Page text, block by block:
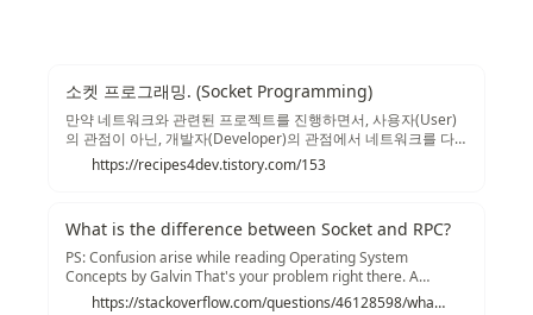
소켓 프로그래밍. (Socket Programming)
만약 네트워크와 관련된 프로젝트를 진행하면서, 사용자(User)
의 관점이 아닌, 개발자(Developer)의 관점에서 네트워크를 다
뤄본 경험이 있다면, "소켓(Socket)"이라는 용어가 아주 낯설게
만 느껴지는 단어는 아닐 것입니다. 하지만 이제 막 정보통신학
원 케이블 연결 구멍 정도로 생각될지도 모르겠네요. (물론, 전혀
생뚱맞은 개념 이해는 아니지만...)
https://recipes4dev.tistory.com/153
What is the difference between Socket and RPC?
PS: Confusion arise while reading Operating System
Concepts by Galvin That's your problem right there. A
remote procedure call (RPC) is high level model for network
https://stackoverflow.com/questions/46128598/what-is-the-difference-between-socket-and-rpc